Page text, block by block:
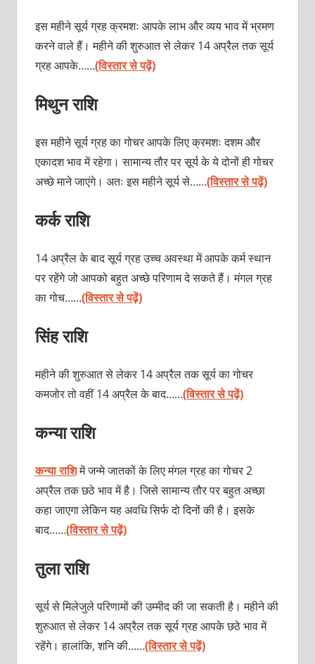
इस महीने सूर्य ग्रह क्रमशः आपके लाभ और व्यय भाव में भ्रमण
करने वाले हैं। महीने की शुरुआत से लेकर 14 अप्रैल तक सूर्य
ग्रह आपके……(विस्तार से पढ़ें)
मिथुन राशि
इस महीने सूर्य ग्रह का गोचर आपके लिए क्रमशः दशम और
एकादश भाव में रहेगा। सामान्य तौर पर सूर्य के ये दोनों ही गोचर
अच्छे माने जाएंगे। अतः इस महीने सूर्य से……(विस्तार से पढ़ें)
कर्क राशि
14 अप्रैल के बाद सूर्य ग्रह उच्च अवस्था में आपके कर्म स्थान
पर रहेंगे जो आपको बहुत अच्छे परिणाम दे सकते हैं। मंगल ग्रह
का गोच……(विस्तार से पढ़ें)
सिंह राशि
महीने की शुरुआत से लेकर 14 अप्रैल तक सूर्य का गोचर
कमजोर तो वहीं 14 अप्रैल के बाद……(विस्तार से पढ़ें)
कन्या राशि
कन्या राशिमें जन्मे जातकों के लिए मंगल ग्रह का गोचर 2
अप्रैल तक छठे भाव में है। जिसे सामान्य तौर पर बहुत अच्छा
कहा जाएगा लेकिन यह अवधि सिर्फ दो दिनों की है। इसके
बाद……(विस्तार से पढ़ें)
तुला राशि
सूर्य से मिलेजुले परिणामों की उम्मीद की जा सकती है। महीने की
शुरुआत से लेकर 14 अप्रैल तक सूर्य ग्रह आपके छठे भाव में
रहेंगे। हालांकि, शनि की……(विस्तार से पढ़ें)